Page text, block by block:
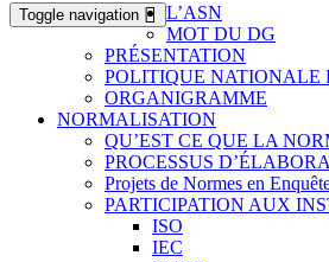
Toggle navigation
L’ASN
MOT DU DG
PRÉSENTATION
POLITIQUE NATIONALE
ORGANIGRAMME
NORMALISATION
QU’EST CE QUE LA
PROCESSUS
Projets de Normes en
PARTICIPATION AUX
ISO
IEC